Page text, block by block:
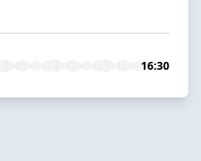
16:30